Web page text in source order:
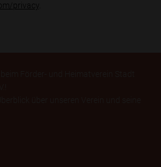
privacy